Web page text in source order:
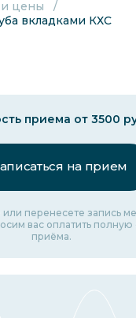
и цены
вкладками КХС
приема от 3500
на прием
перенесете запись
вас оплатить полную
приёма.